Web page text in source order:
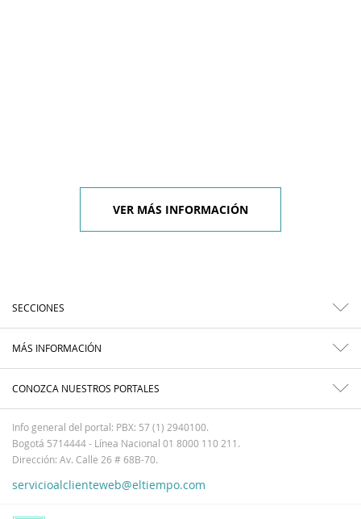
VER MÁS INFORMACIÓN
SECCIONES
MÁS INFORMACIÓN
CONOZCA NUESTROS PORTALES
Info general del portal: PBX: 57 (1) 2940100.
Bogotá 5714444 - Línea Nacional 01 8000 110 211.
Dirección: Av. Calle 26 # 68B-70.
servicioalclienteweb@eltiempo.com